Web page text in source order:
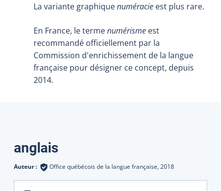
La variante graphiquenuméracie est plus rare.
En France, le termenumérisme est
recommandé officiellement par la
Commission d'enrichissement de la langue
française pour désigner ce concept, depuis
2014.
Traductions
anglais
Auteur : Office québécois de la langue française, 2018